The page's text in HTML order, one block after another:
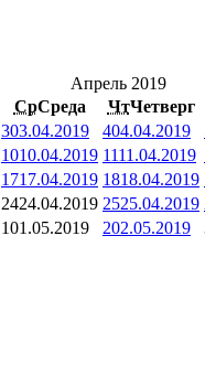
Апрель 2019
СрСреда ЧтЧетверг
303.04.2019 404.04.2019
1010.04.2019 1111.04.2019
1717.04.2019 1818.04.2019
2424.04.2019 2525.04.2019
101.05.2019 202.05.2019